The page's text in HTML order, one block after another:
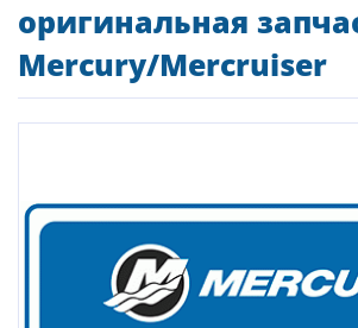
оригинальная
Mercury/Mercruiser